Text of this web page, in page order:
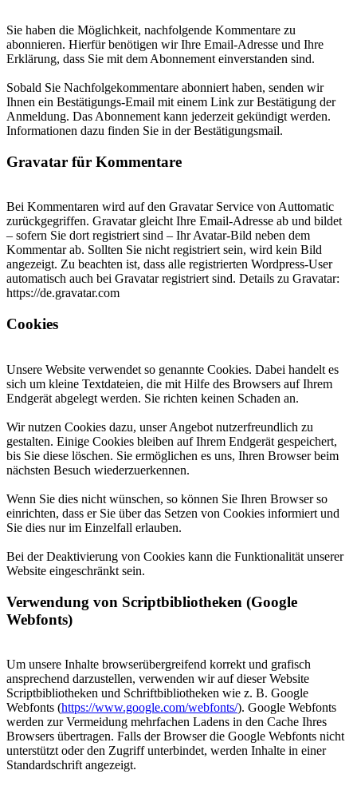
Sie haben die Möglichkeit, nachfolgende Kommentare zu
abonnieren. Hierfür benötigen wir Ihre Email-Adresse und Ihre
Erklärung, dass Sie mit dem Abonnement einverstanden sind.
Sobald Sie Nachfolgekommentare abonniert haben, senden wir
Ihnen ein Bestätigungs-Email mit einem Link zur Bestätigung der
Anmeldung. Das Abonnement kann jederzeit gekündigt werden.
Informationen dazu finden Sie in der Bestätigungsmail.
Gravatar für Kommentare
Bei Kommentaren wird auf den Gravatar Service von Auttomatic
zurückgegriffen. Gravatar gleicht Ihre Email-Adresse ab und bildet
– sofern Sie dort registriert sind – Ihr Avatar-Bild neben dem
Kommentar ab. Sollten Sie nicht registriert sein, wird kein Bild
angezeigt. Zu beachten ist, dass alle registrierten Wordpress-User
automatisch auch bei Gravatar registriert sind. Details zu Gravatar:
https://de.gravatar.com
Cookies
Unsere Website verwendet so genannte Cookies. Dabei handelt es
sich um kleine Textdateien, die mit Hilfe des Browsers auf Ihrem
Endgerät abgelegt werden. Sie richten keinen Schaden an.
Wir nutzen Cookies dazu, unser Angebot nutzerfreundlich zu
gestalten. Einige Cookies bleiben auf Ihrem Endgerät gespeichert,
bis Sie diese löschen. Sie ermöglichen es uns, Ihren Browser beim
nächsten Besuch wiederzuerkennen.
Wenn Sie dies nicht wünschen, so können Sie Ihren Browser so
einrichten, dass er Sie über das Setzen von Cookies informiert und
Sie dies nur im Einzelfall erlauben.
Bei der Deaktivierung von Cookies kann die Funktionalität unserer
Website eingeschränkt sein.
Verwendung von Scriptbibliotheken (Google
Webfonts)
Um unsere Inhalte browserübergreifend korrekt und grafisch
ansprechend darzustellen, verwenden wir auf dieser Website
Scriptbibliotheken und Schriftbibliotheken wie z. B. Google
Webfonts (https://www.google.com/webfonts/). Google Webfonts
werden zur Vermeidung mehrfachen Ladens in den Cache Ihres
Browsers übertragen. Falls der Browser die Google Webfonts nicht
unterstützt oder den Zugriff unterbindet, werden Inhalte in einer
Standardschrift angezeigt.